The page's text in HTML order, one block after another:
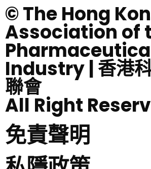
© The Hong
Association of
Industry | 香港
聯會
All Right
免責聲明